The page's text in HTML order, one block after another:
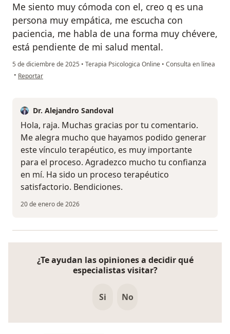
Me siento muy cómoda con el, creo q es una
persona muy empática, me escucha con
paciencia, me habla de una forma muy chévere,
está pendiente de mi salud mental.
5 de diciembre de 2025 • Terapia Psicologica Online • Consulta en línea
• en opinión del usuario Raisa H Cardona
Reportar
Dr. Alejandro Sandoval
Hola, raja. Muchas gracias por tu comentario.
Me alegra mucho que hayamos podido generar
este vínculo terapéutico, es muy importante
para el proceso. Agradezco mucho tu confianza
en mí. Ha sido un proceso terapéutico
satisfactorio. Bendiciones.
20 de enero de 2026
¿Te ayudan las opiniones a decidir qué
especialistas visitar?
Si No